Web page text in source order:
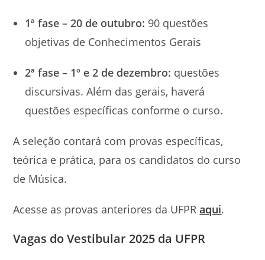
1ª fase – 20 de outubro: 90 questões
objetivas de Conhecimentos Gerais
2ª fase – 1º e 2 de dezembro: questões
discursivas. Além das gerais, haverá
questões específicas conforme o curso.
A seleção contará com provas específicas,
teórica e prática, para os candidatos do curso
de Música.
Acesse as provas anteriores da UFPRaqui.
Vagas do Vestibular 2025 da UFPR